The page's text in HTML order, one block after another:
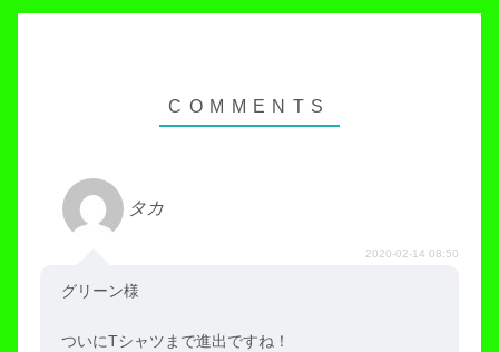
タカ
2020-02-14 08:50
グリーン様
ついにTシャツまで進出ですね！